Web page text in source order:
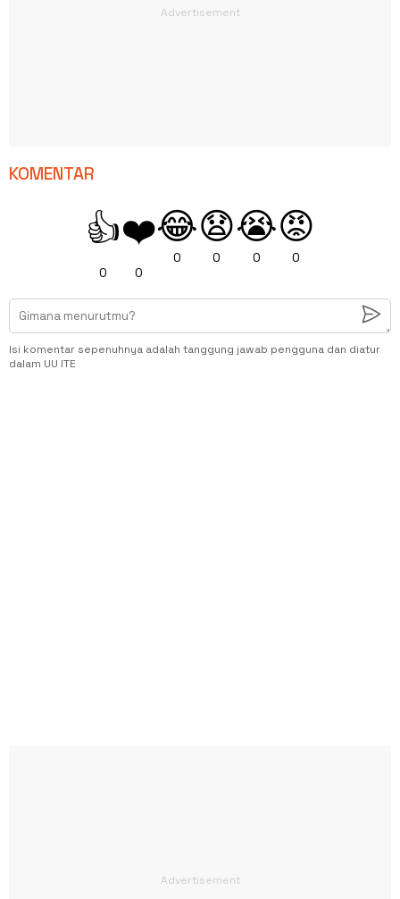
KOMENTAR
👍
0
❤️
0
😂
0
😧
0
😭
0
😡
0
Isi komentar sepenuhnya adalah tanggung jawab pengguna dan diatur
dalam UU ITE